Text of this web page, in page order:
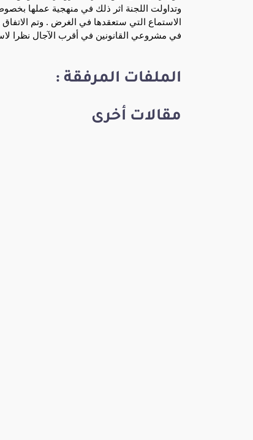
في مشروعي القانونين في أقرب الآجال نظرا
الملفات المرفقة :
مقالات أخرى